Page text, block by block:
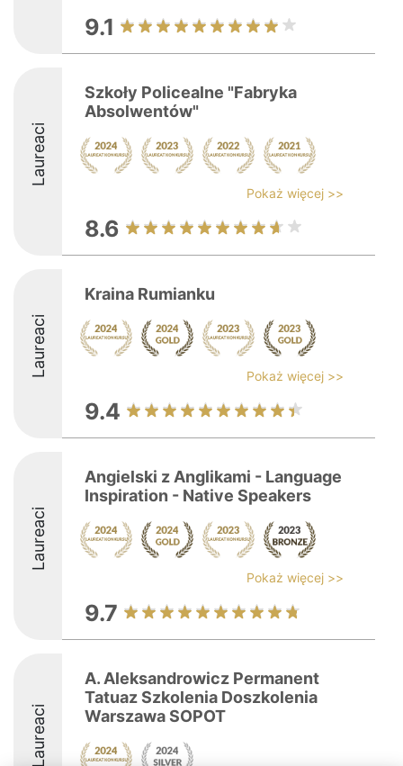
9.1
Laureaci
Szkoły Policealne "Fabryka
Absolwentów"
Pokaż więcej >>
8.6
Laureaci
Kraina Rumianku
Pokaż więcej >>
9.4
Laureaci
Angielski z Anglikami - Language
Inspiration - Native Speakers
Pokaż więcej >>
9.7
Laureaci
A. Aleksandrowicz Permanent
Tatuaz Szkolenia Doszkolenia
Warszawa SOPOT